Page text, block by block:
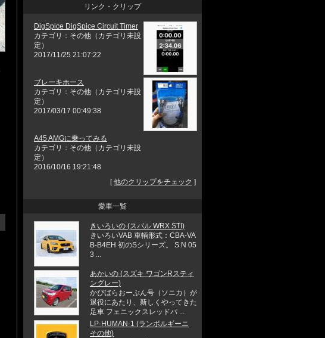
リンク・クリップ
DigSpice DigSpice Circuit Timer
カテゴリ：その他（カテゴリ未設
定）
2017/11/25 21:07:22
ブレーキホース
カテゴリ：その他（カテゴリ未設
定）
2017/03/17 00:49:38
A45 AMGに乗ってみる
カテゴリ：その他（カテゴリ未設
定）
2016/10/16 19:21:48
[他のクリップをチェック ]
愛車一覧
きいろいの (スバル WRX STI)
きいろいVAB 車輌形式：CBA-VA
B-B4EH 初のSシリーズ。 S.N 05
3 ...
あかいの (スズキ ワゴンRスティ
ングレー)
かぴばらおーぷん号（ソニカ）が
退役にあたり、新しくやってきた
足車 フェニックスレッドパ ...
LP-HUMAN-1 (ランボルギーニ
その他)